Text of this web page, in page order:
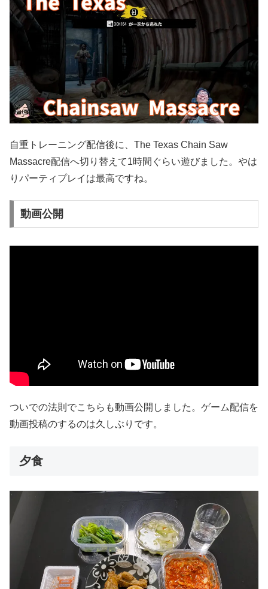
自重トレーニング配信後に、The Texas Chain Saw
Massacre配信へ切り替えて1時間ぐらい遊びました。やは
りパーティプレイは最高ですね。
動画公開
ついでの法則でこちらも動画公開しました。ゲーム配信を
動画投稿のするのは久しぶりです。
夕食